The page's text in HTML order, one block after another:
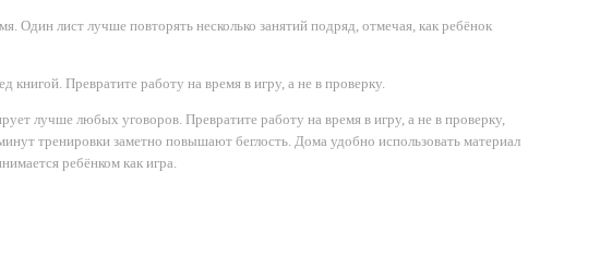
Один лист лучше повторять несколько занятий подряд, отмечая, как ребёнок
книгой. Превратите работу на время в игру, а не в проверку.
лучше любых уговоров. Превратите работу на время в игру, а не в проверку,
тренировки заметно повышают беглость. Дома удобно использовать материал
ребёнком как игра.